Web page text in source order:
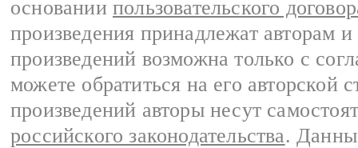
основании пользовательского
произведения принадлежат авторам
произведений возможна только с
можете обратиться на его авторской
произведений авторы несут
российского законодательства.